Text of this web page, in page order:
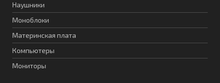
Наушники
Моноблоки
Материнская плата
Компьютеры
Мониторы